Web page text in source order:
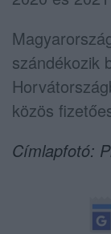
szándékozik
közös
Címlapfotó: